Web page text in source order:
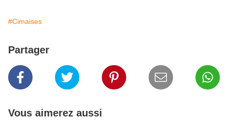
#Cimaises
Partager
Vous aimerez aussi